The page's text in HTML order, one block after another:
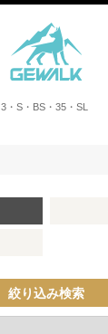
3・S・BS・35・SL
絞り込み検索